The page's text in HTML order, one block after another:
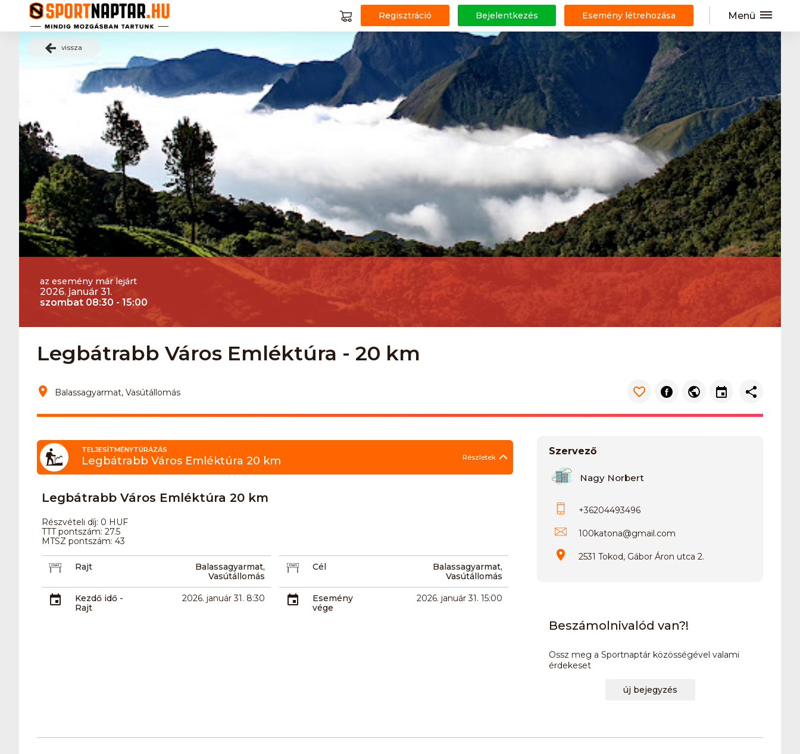
Regisztráció Bejelentkezés Esemény létrehozása Menü
vissza
az esemény már lejárt
2026. január 31.
szombat 08:30 - 15:00
Legbátrabb Város Emléktúra - 20 km
Balassagyarmat, Vasútállomás
TELJESÍTMÉNYTÚRÁZÁS
Legbátrabb Város Emléktúra 20 km Részletek
Legbátrabb Város Emléktúra 20 km
Részvételi díj: 0 HUF
TTT pontszám: 27.5
MTSZ pontszám: 43
Rajt
Balassagyarmat,
Vasútállomás
Cél
Balassagyarmat,
Vasútállomás
Kezdő idő -
Rajt
2026. január 31. 8:30
Esemény
vége
2026. január 31. 15:00
Szervező
Nagy Norbert
+36204493496
100katona@gmail.com
2531 Tokod, Gábor Áron utca 2.
Beszámolnivalód van?!
Ossz meg a Sportnaptár közösségével valami
érdekeset
új bejegyzés